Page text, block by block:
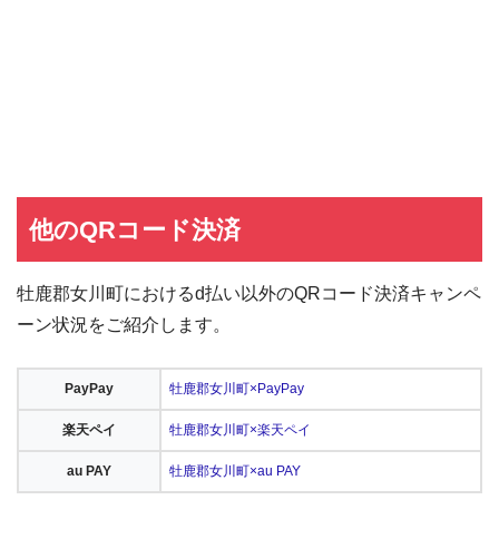
他のQRコード決済
牡鹿郡女川町におけるd払い以外のQRコード決済キャンペ
ーン状況をご紹介します。
PayPay 牡鹿郡女川町×PayPay
楽天ペイ 牡鹿郡女川町×楽天ペイ
au PAY 牡鹿郡女川町×au PAY